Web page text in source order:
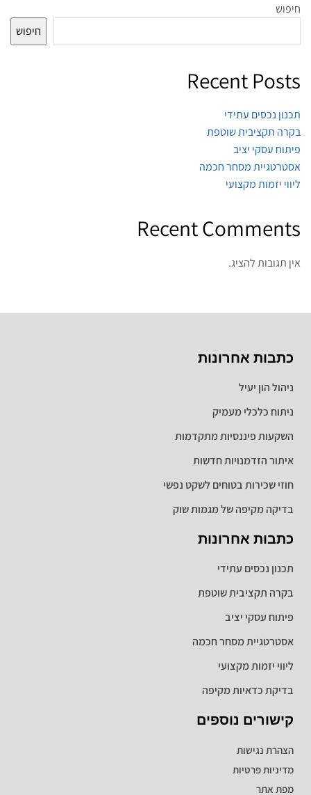
חיפוש
חיפוש
Recent Posts
תכנון נכסים עתידי
בקרה תקציבית שוטפת
פיתוח עסקי יציב
אסטרטגיית מסחר חכמה
ליווי יזמות מקצועי
Recent Comments
אין תגובות להציג.
קישורים נוספים
הצהרת נגישות
מדיניות פרטיות
מפת אתר
כתבות אחרונות
תכנון נכסים עתידי
בקרה תקציבית שוטפת
פיתוח עסקי יציב
אסטרטגיית מסחר חכמה
ליווי יזמות מקצועי
בדיקת כדאיות מקיפה
כתבות אחרונות
ניהול הון יעיל
ניתוח כלכלי מעמיק
השקעות פיננסיות מתקדמות
איתור הזדמנויות חדשות
חוזי שכירות בטוחים לשקט נפשי
בדיקה מקיפה של מגמות שוק